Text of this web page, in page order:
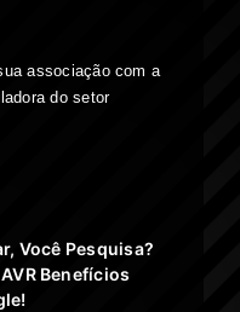
associação com a
do setor
Você Pesquisa?
Benefícios